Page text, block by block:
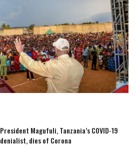
President Magufuli, Tanzania’s COVID-19
denialist, dies of Corona